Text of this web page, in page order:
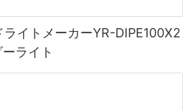
イトメーカーYR-DIPE100X2
ライト